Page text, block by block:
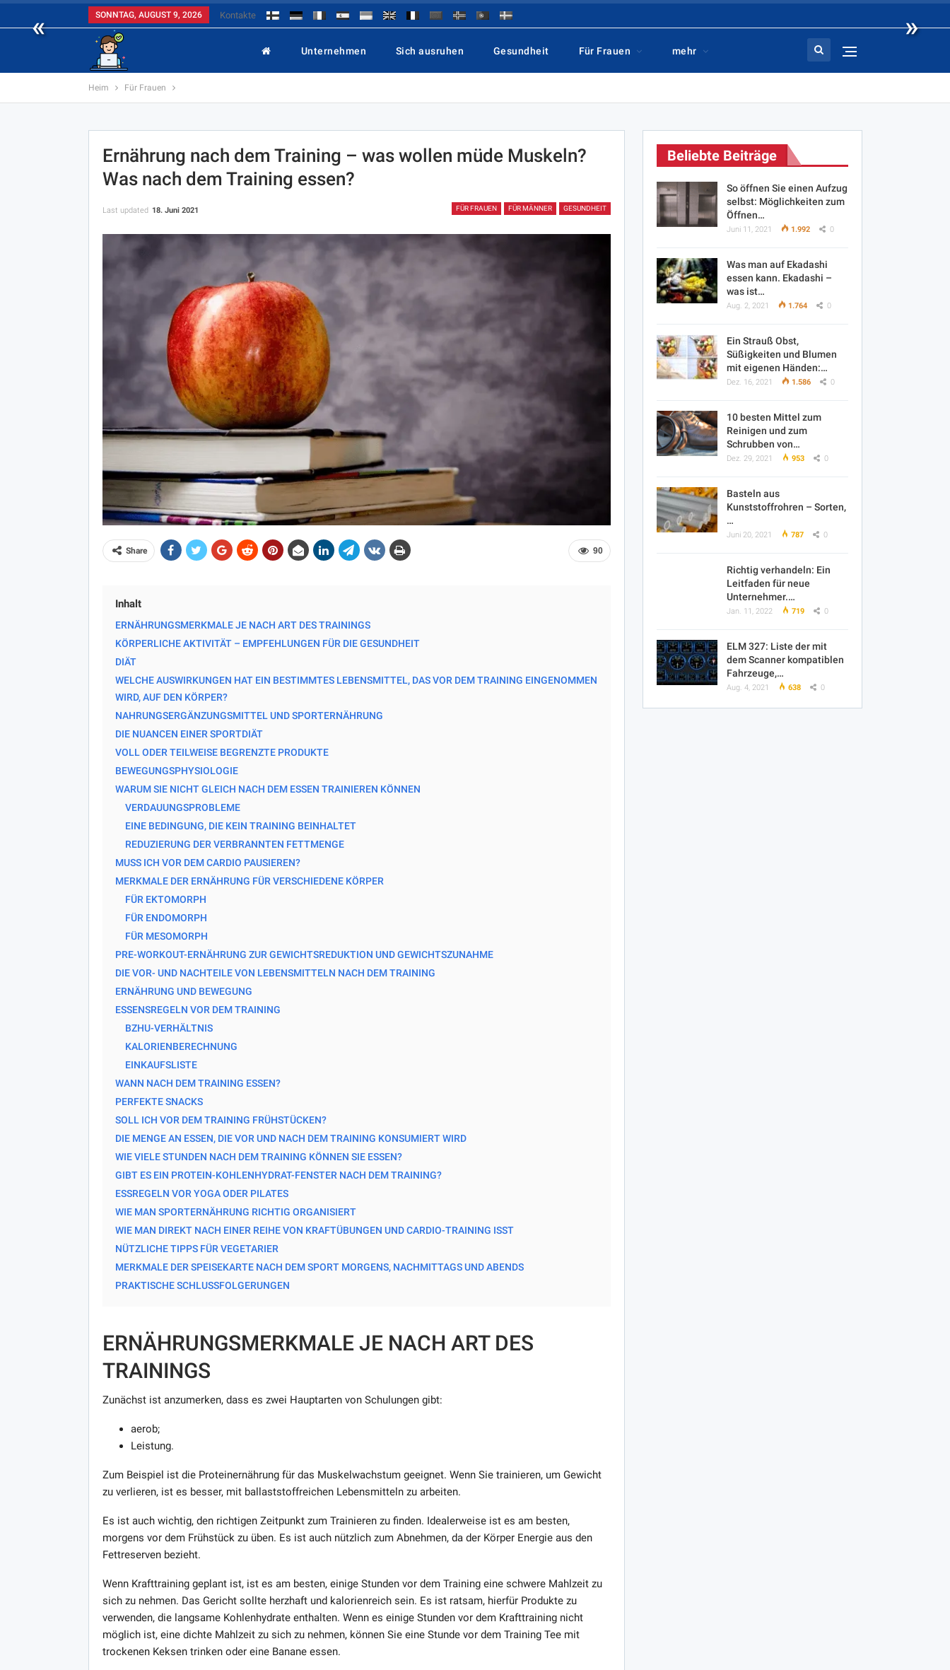
« »
SONNTAG, AUGUST 9, 2026 Kontakte
Unternehmen Sich ausruhen Gesundheit Für Frauen mehr
Heim Für Frauen
Ernährung nach dem Training – was wollen müde Muskeln?
Was nach dem Training essen?
FÜR FRAUEN FÜR MÄNNER GESUNDHEIT
Last updated 18. Juni 2021
90
Share
Inhalt
ERNÄHRUNGSMERKMALE JE NACH ART DES TRAININGS
KÖRPERLICHE AKTIVITÄT – EMPFEHLUNGEN FÜR DIE GESUNDHEIT
DIÄT
WELCHE AUSWIRKUNGEN HAT EIN BESTIMMTES LEBENSMITTEL, DAS VOR DEM TRAINING EINGENOMMEN
WIRD, AUF DEN KÖRPER?
NAHRUNGSERGÄNZUNGSMITTEL UND SPORTERNÄHRUNG
DIE NUANCEN EINER SPORTDIÄT
VOLL ODER TEILWEISE BEGRENZTE PRODUKTE
BEWEGUNGSPHYSIOLOGIE
WARUM SIE NICHT GLEICH NACH DEM ESSEN TRAINIEREN KÖNNEN
VERDAUUNGSPROBLEME
EINE BEDINGUNG, DIE KEIN TRAINING BEINHALTET
REDUZIERUNG DER VERBRANNTEN FETTMENGE
MUSS ICH VOR DEM CARDIO PAUSIEREN?
MERKMALE DER ERNÄHRUNG FÜR VERSCHIEDENE KÖRPER
FÜR EKTOMORPH
FÜR ENDOMORPH
FÜR MESOMORPH
PRE-WORKOUT-ERNÄHRUNG ZUR GEWICHTSREDUKTION UND GEWICHTSZUNAHME
DIE VOR- UND NACHTEILE VON LEBENSMITTELN NACH DEM TRAINING
ERNÄHRUNG UND BEWEGUNG
ESSENSREGELN VOR DEM TRAINING
BZHU-VERHÄLTNIS
KALORIENBERECHNUNG
EINKAUFSLISTE
WANN NACH DEM TRAINING ESSEN?
PERFEKTE SNACKS
SOLL ICH VOR DEM TRAINING FRÜHSTÜCKEN?
DIE MENGE AN ESSEN, DIE VOR UND NACH DEM TRAINING KONSUMIERT WIRD
WIE VIELE STUNDEN NACH DEM TRAINING KÖNNEN SIE ESSEN?
GIBT ES EIN PROTEIN-KOHLENHYDRAT-FENSTER NACH DEM TRAINING?
ESSREGELN VOR YOGA ODER PILATES
WIE MAN SPORTERNÄHRUNG RICHTIG ORGANISIERT
WIE MAN DIREKT NACH EINER REIHE VON KRAFTÜBUNGEN UND CARDIO-TRAINING ISST
NÜTZLICHE TIPPS FÜR VEGETARIER
MERKMALE DER SPEISEKARTE NACH DEM SPORT MORGENS, NACHMITTAGS UND ABENDS
PRAKTISCHE SCHLUSSFOLGERUNGEN
ERNÄHRUNGSMERKMALE JE NACH ART DES
TRAININGS
Zunächst ist anzumerken, dass es zwei Hauptarten von Schulungen gibt:
aerob;
Leistung.
Zum Beispiel ist die Proteinernährung für das Muskelwachstum geeignet. Wenn Sie trainieren, um Gewicht
zu verlieren, ist es besser, mit ballaststoffreichen Lebensmitteln zu arbeiten.
Es ist auch wichtig, den richtigen Zeitpunkt zum Trainieren zu finden. Idealerweise ist es am besten,
morgens vor dem Frühstück zu üben. Es ist auch nützlich zum Abnehmen, da der Körper Energie aus den
Fettreserven bezieht.
Wenn Krafttraining geplant ist, ist es am besten, einige Stunden vor dem Training eine schwere Mahlzeit zu
sich zu nehmen. Das Gericht sollte herzhaft und kalorienreich sein. Es ist ratsam, hierfür Produkte zu
verwenden, die langsame Kohlenhydrate enthalten. Wenn es einige Stunden vor dem Krafttraining nicht
möglich ist, eine dichte Mahlzeit zu sich zu nehmen, können Sie eine Stunde vor dem Training Tee mit
trockenen Keksen trinken oder eine Banane essen.
Beliebte Beiträge
So öffnen Sie einen Aufzug
selbst: Möglichkeiten zum
Öffnen…
Juni 11, 2021 1.992 0
Was man auf Ekadashi
essen kann. Ekadashi –
was ist…
Aug. 2, 2021 1.764 0
Ein Strauß Obst,
Süßigkeiten und Blumen
mit eigenen Händen:…
Dez. 16, 2021 1.586 0
10 besten Mittel zum
Reinigen und zum
Schrubben von…
Dez. 29, 2021 953 0
Basteln aus
Kunststoffrohren – Sorten,
…
Juni 20, 2021 787 0
Richtig verhandeln: Ein
Leitfaden für neue
Unternehmer.…
Jan. 11, 2022 719 0
ELM 327: Liste der mit
dem Scanner kompatiblen
Fahrzeuge,…
Aug. 4, 2021 638 0